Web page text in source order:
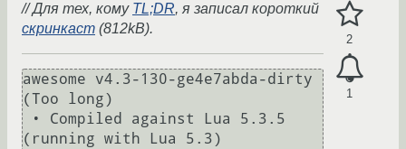
2
1
// Для тех, кому TL;DR, я записал короткий
скринкаст (812kB).
awesome v4.3-130-ge4e7abda-dirty
(Too long)
(running with Lua 5.3)